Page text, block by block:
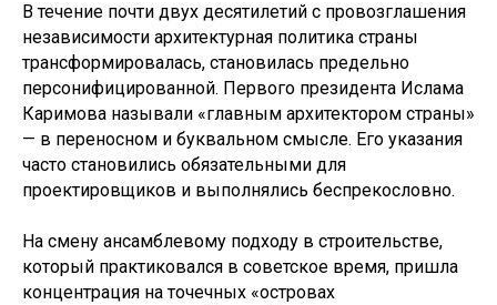
В течение почти двух десятилетий с провозглашения
независимости архитектурная политика страны
трансформировалась, становилась предельно
персонифицированной. Первого президента Ислама
Каримова называли «главным архитектором страны»
— в переносном и буквальном смысле. Его указания
часто становились обязательными для
проектировщиков и выполнялись беспрекословно.
На смену ансамблевому подходу в строительстве,
который практиковался в советское время, пришла
концентрация на точечных «островах